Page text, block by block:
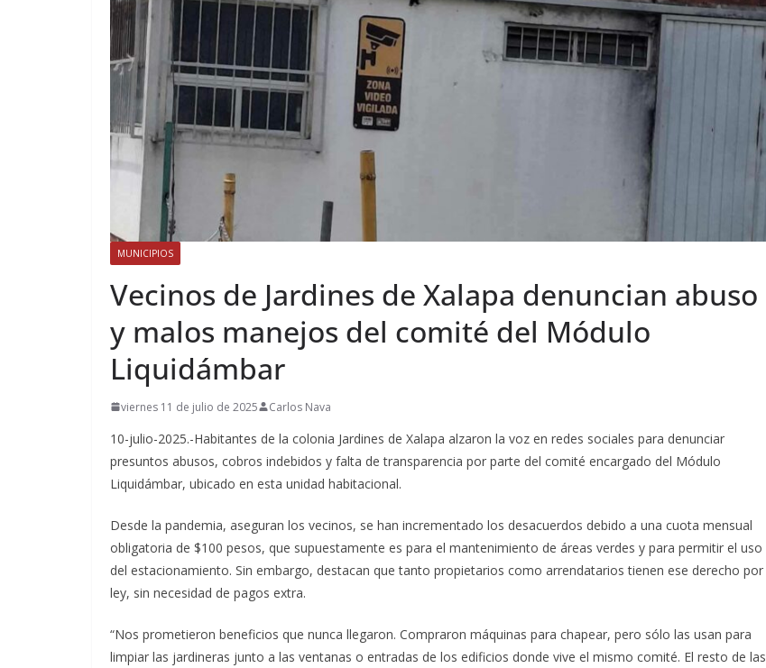
MUNICIPIOS
Vecinos de Jardines de Xalapa denuncian abuso
y malos manejos del comité del Módulo
Liquidámbar
viernes 11 de julio de 2025 Carlos Nava
10-julio-2025.-Habitantes de la colonia Jardines de Xalapa alzaron la voz en redes sociales para denunciar
presuntos abusos, cobros indebidos y falta de transparencia por parte del comité encargado del Módulo
Liquidámbar, ubicado en esta unidad habitacional.
Desde la pandemia, aseguran los vecinos, se han incrementado los desacuerdos debido a una cuota mensual
obligatoria de $100 pesos, que supuestamente es para el mantenimiento de áreas verdes y para permitir el uso
del estacionamiento. Sin embargo, destacan que tanto propietarios como arrendatarios tienen ese derecho por
ley, sin necesidad de pagos extra.
“Nos prometieron beneficios que nunca llegaron. Compraron máquinas para chapear, pero sólo las usan para
limpiar las jardineras junto a las ventanas o entradas de los edificios donde vive el mismo comité. El resto de las